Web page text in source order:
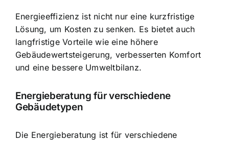
Energieeffizienz ist nicht nur eine kurzfristige
Lösung, um Kosten zu senken. Es bietet auch
langfristige Vorteile wie eine höhere
Gebäudewertsteigerung, verbesserten Komfort
und eine bessere Umweltbilanz.
Energieberatung für verschiedene
Gebäudetypen
Die Energieberatung ist für verschiedene